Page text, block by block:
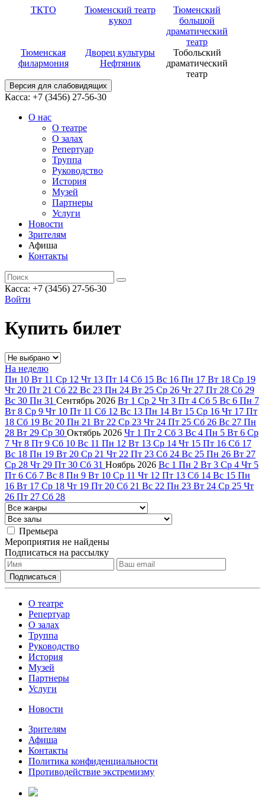
ТКТО
Тюменский театр
кукол
Тюменский
большой
драматический
театр
Тюменская
филармония
Дворец культуры
Нефтяник
Тобольский
драматический
театр
Версия для слабовидящих
Касса: +7 (3456) 27-56-30
О нас
О театре
О залах
Репертуар
Труппа
Руководство
История
Музей
Партнеры
Услуги
Новости
Зрителям
Афиша
Контакты
Касса: +7 (3456) 27-56-30
Войти
Купить билет
На неделю
Пн 10 Вт 11 Ср 12 Чт 13 Пт 14 Сб 15 Вс 16 Пн 17 Вт 18 Ср 19
Чт 20 Пт 21 Сб 22 Вс 23 Пн 24 Вт 25 Ср 26 Чт 27 Пт 28 Сб 29
Вс 30 Пн 31 Сентябрь 2026 Вт 1 Ср 2 Чт 3 Пт 4 Сб 5 Вс 6 Пн 7
Вт 8 Ср 9 Чт 10 Пт 11 Сб 12 Вс 13 Пн 14 Вт 15 Ср 16 Чт 17 Пт
18 Сб 19 Вс 20 Пн 21 Вт 22 Ср 23 Чт 24 Пт 25 Сб 26 Вс 27 Пн
28 Вт 29 Ср 30 Октябрь 2026 Чт 1 Пт 2 Сб 3 Вс 4 Пн 5 Вт 6 Ср
7 Чт 8 Пт 9 Сб 10 Вс 11 Пн 12 Вт 13 Ср 14 Чт 15 Пт 16 Сб 17
Вс 18 Пн 19 Вт 20 Ср 21 Чт 22 Пт 23 Сб 24 Вс 25 Пн 26 Вт 27
Ср 28 Чт 29 Пт 30 Сб 31 Ноябрь 2026 Вс 1 Пн 2 Вт 3 Ср 4 Чт 5
Пт 6 Сб 7 Вс 8 Пн 9 Вт 10 Ср 11 Чт 12 Пт 13 Сб 14 Вс 15 Пн
16 Вт 17 Ср 18 Чт 19 Пт 20 Сб 21 Вс 22 Пн 23 Вт 24 Ср 25 Чт
26 Пт 27 Сб 28
Премьера
Мероприятия не найдены
Подписаться на рассылку
О театре
Репертуар
О залах
Труппа
Руководство
История
Музей
Партнеры
Услуги
Новости
Зрителям
Афиша
Контакты
Политика конфиденциальности
Противодействие экстремизму